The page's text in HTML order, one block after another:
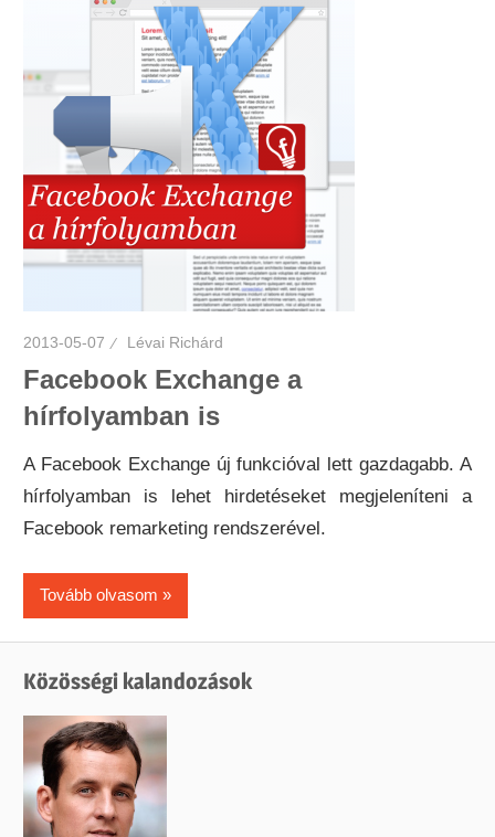
2013-05-07 Lévai Richárd
Facebook Exchange a
hírfolyamban is
A Facebook Exchange új funkcióval lett gazdagabb. A
hírfolyamban is lehet hirdetéseket megjeleníteni a
Facebook remarketing rendszerével.
Tovább olvasom
Közösségi kalandozások